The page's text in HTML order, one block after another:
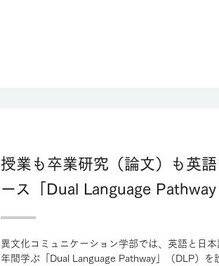
授業も卒業研究（論文）も英
ース「Dual Language Pathway
異文化コミュニケーション学部では、英語と日
年間学ぶ「Dual Language Pathway」（DLP）を